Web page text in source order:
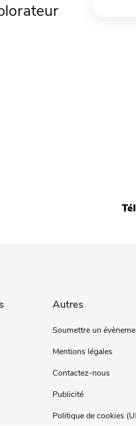
Autres
Soumettre un
Mentions légales
Contactez-nous
Publicité
Politique de cookies